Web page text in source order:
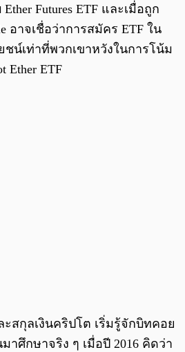
Futures ETF และเมื่อถูก
อาจเชื่อว่าการสมัคร ETF ใน
ชน์เท่าที่พวกเขาหวังในการโน้ม
Ether ETF
สกุลเงินคริปโต เริ่มรู้จักบิทคอย
าศึกษาจริง ๆ เมื่อปี 2016 คิดว่า